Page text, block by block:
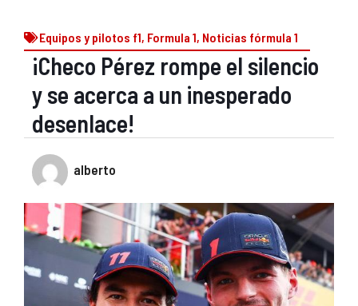
Equipos y pilotos f1, Formula 1, Noticias fórmula 1
¡Checo Pérez rompe el silencio
y se acerca a un inesperado
desenlace!
alberto